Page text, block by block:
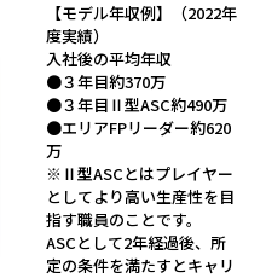
【モデル年収例】（2022年
度実績）
入社後の平均年収
●３年目約370万
●３年目Ⅱ型ASC約490万
●エリアFPリーダー約620
万
※Ⅱ型ASCとはプレイヤー
としてより高い生産性を目
指す職員のことです。
ASCとして2年経過後、所
定の条件を満たすとキャリ